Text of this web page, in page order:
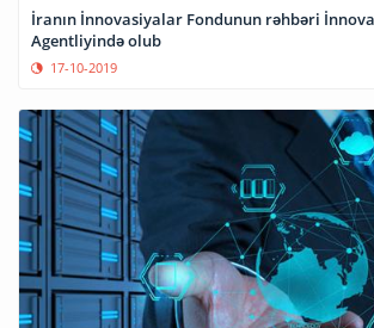
İranın İnnovasiyalar Fondunun rəhbəri
Agentliyində olub
17-10-2019